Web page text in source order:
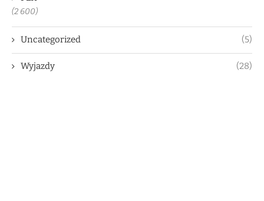
(2 600)
Uncategorized (5)
Wyjazdy (28)